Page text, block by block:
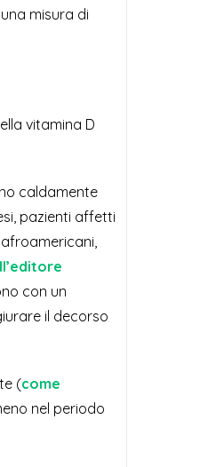
misura di
vitamina D
caldamente
pazienti affetti
con un
il decorso
(come
nel periodo